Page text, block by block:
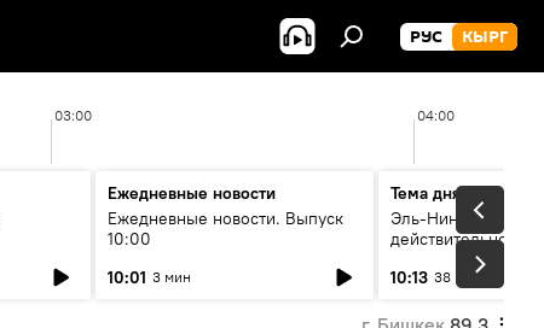
РУС КЫРГ
03:00 04:00
Ежедневные новости
Ежедневные новости. Выпуск
10:00
10:01 3 мин
Тема дня
Эль-Ниньо, жара и
действительно
погоду в
10:13 38 мин